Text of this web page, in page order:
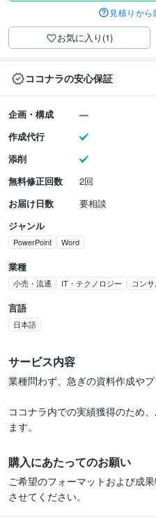
見積りか
お気に入り(1)
ココナラの安心保証
企画・構成
作成代行
添削
無料修正回数
2回
お届け日数
要相談
ジャンル
PowerPoint Word
業種
小売・流通 IT・テクノロジー コン
言語
日本語
サービス内容
業種問わず、急ぎの資料作成や
ココナラ内での実績獲得のため
ます。
購入にあたってのお願い
ご希望のフォーマットおよび成
させてください。